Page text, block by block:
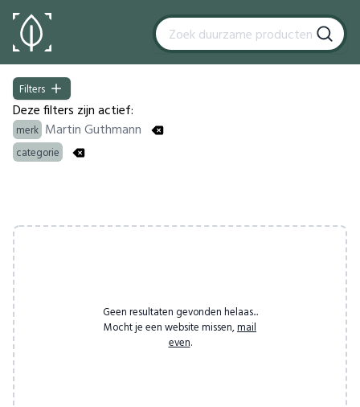
Filters
Filters
Deze filters zijn actief:
merk Martin Guthmann
categorie
Geen resultaten gevonden helaas...
Mocht je een website missen, mail
even.